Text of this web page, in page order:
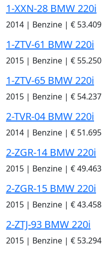
1-XXN-28 BMW 220i
2014 | Benzine | € 53.409
1-ZTV-61 BMW 220i
2015 | Benzine | € 55.250
1-ZTV-65 BMW 220i
2015 | Benzine | € 54.237
2-TVR-04 BMW 220i
2014 | Benzine | € 51.695
2-ZGR-14 BMW 220i
2015 | Benzine | € 49.463
2-ZGR-15 BMW 220i
2015 | Benzine | € 43.458
2-ZTJ-93 BMW 220i
2015 | Benzine | € 53.294